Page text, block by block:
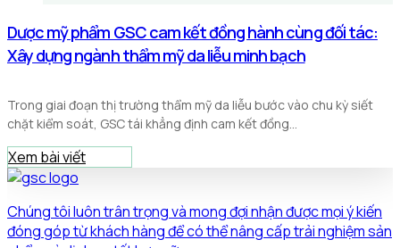
Dược mỹ phẩm GSC cam kết đồng hành cùng đối tác:
Xây dựng ngành thẩm mỹ da liễu minh bạch
Trong giai đoạn thị trường thẩm mỹ da liễu bước vào chu kỳ siết
chặt kiểm soát, GSC tái khẳng định cam kết đồng...
Xem bài viết
Chúng tôi luôn trân trọng và mong đợi nhận được mọi ý kiến
đóng góp từ khách hàng để có thể nâng cấp trải nghiệm sản